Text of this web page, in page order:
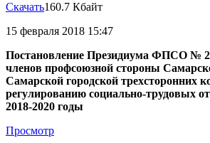
Скачать160.7 Кбайт
15 февраля 2018 15:47
Постановление Президиума ФПСО №
членов профсоюзной стороны
Самарской городской трехсторонних
регулированию социально-трудовых
2018-2020 годы
Просмотр